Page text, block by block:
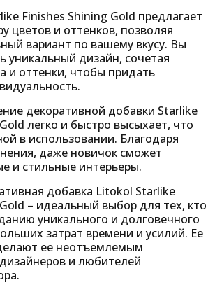
Finishes Shining Gold предлагает
цветов и оттенков, позволяя
вариант по вашему вкусу. Вы
уникальный дизайн, сочетая
и оттенки, чтобы придать
декоративной добавки Starlike
легко и быстро высыхает, что
в использовании. Благодаря
даже новичок сможет
и стильные интерьеры.
добавка Litokol Starlike
– идеальный выбор для тех, кто
уникального и долговечного
затрат времени и усилий. Ее
ее неотъемлемым
и любителей